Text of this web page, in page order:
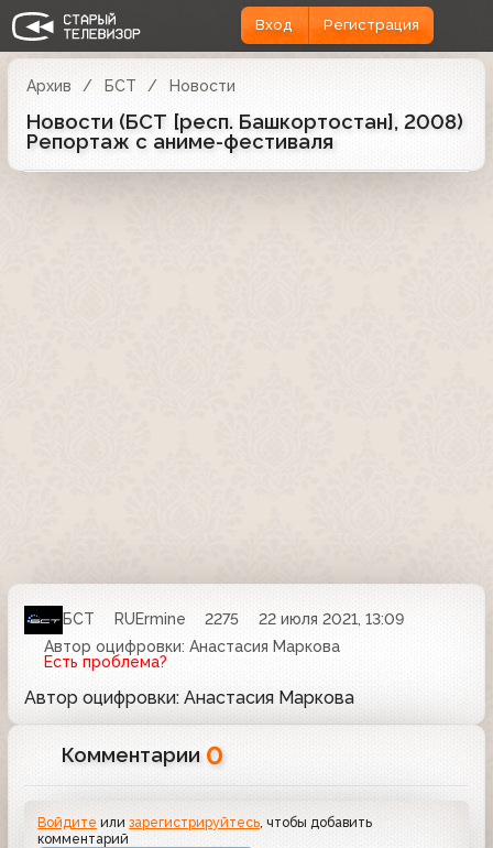
Вход Регистрация
Архив БСТ Новости
Новости (БСТ [респ. Башкортостан], 2008)
Репортаж с аниме-фестиваля
БСТ RUErmine 2275
22 июля 2021, 13:09
Автор оцифровки: Анастасия Маркова
Есть проблема?
Автор оцифровки: Анастасия Маркова
Комментарии 0
Войдите илизарегистрируйтесь , чтобы добавить
комментарий